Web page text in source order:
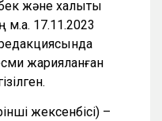
және халықты
м.а. 17.11.2023
жарияланған
жексенбісі) –